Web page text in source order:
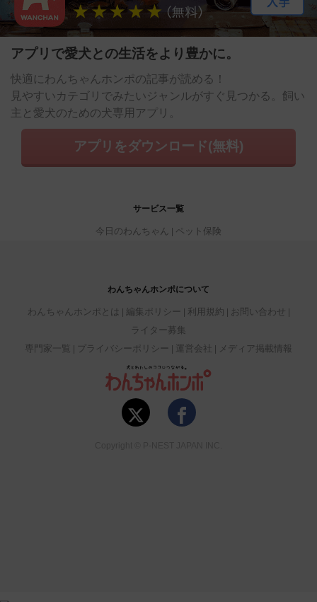
アプリで愛犬との生活をより豊かに。
快適にわんちゃんホンポの記事が読める！
見やすいカテゴリでみたいジャンルがすぐ見つかる。飼い
主と愛犬のための犬専用アプリ。
アプリをダウンロード(無料)
サービス一覧
今日のわんちゃん ペット保険
わんちゃんホンポについて
わんちゃんホンポとは 編集ポリシー 利用規約
お問い合わせ
ライター募集
専門家一覧
プライバシーポリシー 運営会社 メディア掲載情報